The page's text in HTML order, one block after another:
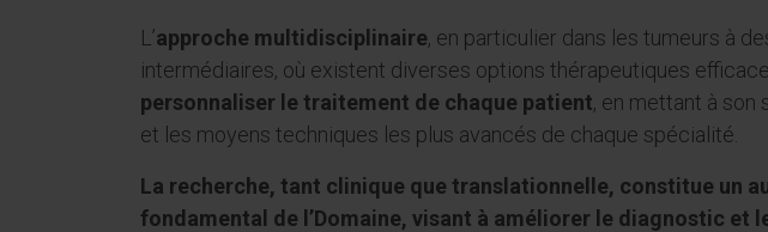
L’approche multidisciplinaire, en particulier dans les tumeurs à
intermédiaires, où existent diverses options thérapeutiques
personnaliser le traitement de chaque patient, en mettant à son
et les moyens techniques les plus avancés de chaque spécialité.
La recherche, tant clinique que translationnelle, constitue un
fondamental de l’Domaine, visant à améliorer le diagnostic et